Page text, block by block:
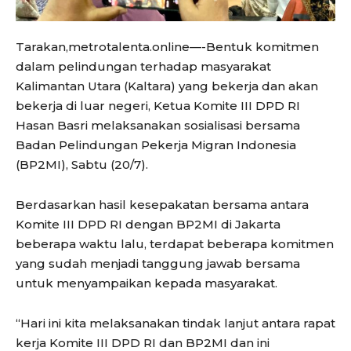
Tarakan,metrotalenta.online—-Bentuk komitmen
dalam pelindungan terhadap masyarakat
Kalimantan Utara (Kaltara) yang bekerja dan akan
bekerja di luar negeri, Ketua Komite III DPD RI
Hasan Basri melaksanakan sosialisasi bersama
Badan Pelindungan Pekerja Migran Indonesia
(BP2MI), Sabtu (20/7).
Berdasarkan hasil kesepakatan bersama antara
Komite III DPD RI dengan BP2MI di Jakarta
beberapa waktu lalu, terdapat beberapa komitmen
yang sudah menjadi tanggung jawab bersama
untuk menyampaikan kepada masyarakat.
“Hari ini kita melaksanakan tindak lanjut antara rapat
kerja Komite III DPD RI dan BP2MI dan ini